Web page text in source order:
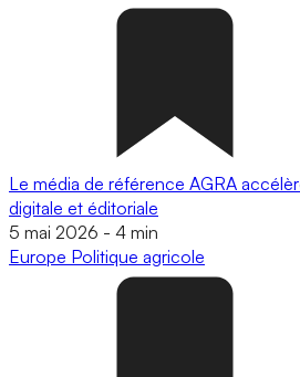
Le média de référence AGRA
digitale et éditoriale
5 mai 2026 - 4 min
Europe Politique agricole